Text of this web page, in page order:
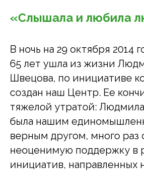
«Слышала и любила
В ночь на 29 октября 2014
65 лет ушла из жизни
Швецова, по инициативе
создан наш Центр. Ее
тяжелой утратой:
была нашим
верным другом, много раз
неоценимую поддержку в
инициатив, направленных